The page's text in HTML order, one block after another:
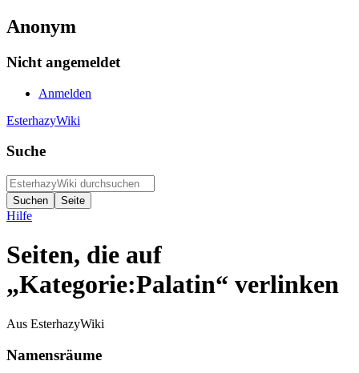
Anonym
Nicht angemeldet
Anmelden
EsterhazyWiki
Suche
Hilfe
Seiten, die auf
„Kategorie:Palatin“ verlinken
Aus EsterhazyWiki
Namensräume